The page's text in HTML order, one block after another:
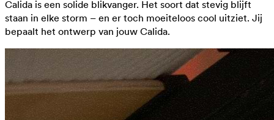
Calida is een solide blikvanger. Het soort dat stevig blijft
staan in elke storm – en er toch moeiteloos cool uitziet. Jij
bepaalt het ontwerp van jouw Calida.